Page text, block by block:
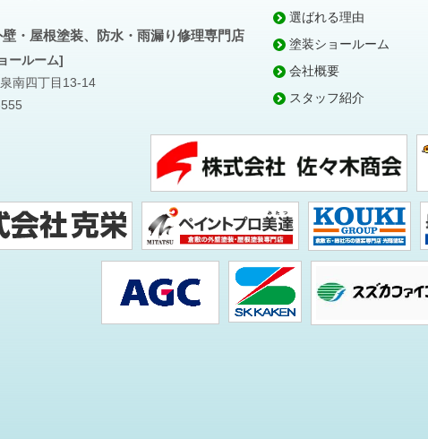
・屋根塗装、防水・雨漏り修理専門店
ールーム]
南四丁目13-14
選ばれる理由
塗装ショールーム
会社概要
スタッフ紹介